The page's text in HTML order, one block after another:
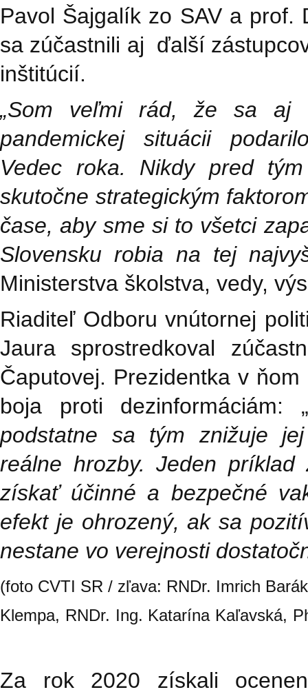
Pavol Šajgalík zo SAV a prof.
sa zúčastnili aj ďalší
inštitúcií.
„Som veľmi rád, že sa aj
pandemickej situácii
Vedec roka. Nikdy pred
skutočne strategickým
čase, aby sme si to všetci
Slovensku robia na tej
Ministerstva školstva, vedy,
Riaditeľ Odboru vnútornej
Jaura sprostredkoval
Čaputovej. Prezidentka v
boja proti dezinformáciám: „
podstatne sa tým znižuje
reálne hrozby. Jeden
získať účinné a bezpečné
efekt je ohrozený, ak sa
nestane vo verejnosti
(foto CVTI SR / zľava: RNDr. Imrich
Klempa, RNDr. Ing. Katarína Kaľavská,
Za rok 2020 získali